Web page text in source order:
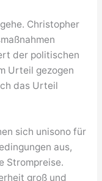
Christopher
der politischen
Urteil gezogen
das Urteil
sich unisono für
aus,
Strompreise.
groß und